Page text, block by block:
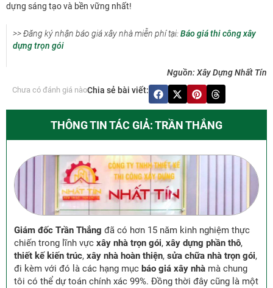
dựng sáng tạo và bền vững nhất!
>> Đăng ký nhận báo giá xây nhà miễn phí tại:Báo giá thi công xây
dựng trọn gói
Nguồn: Xây Dựng Nhất Tín
Chưa có đánh giá nàoChia sẻ bài viết:
THÔNG TIN TÁC GIẢ: TRẦN THẮNG
Giám đốc Trần Thắng đã có hơn 15 năm kinh nghiệm thực
chiến trong lĩnh vực xây nhà trọn gói, xây dựng phần thô,
thiết kế kiến trúc, xây nhà hoàn thiện, sửa chữa nhà trọn gói,
đi kèm với đó là các hạng mục báo giá xây nhà mà chung
tôi có thể dự toán chính xác 99%. Đồng thời đây cũng là một